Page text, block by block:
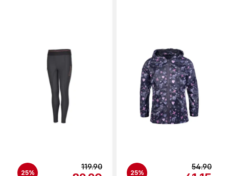
25%
119.90
25%
54.90